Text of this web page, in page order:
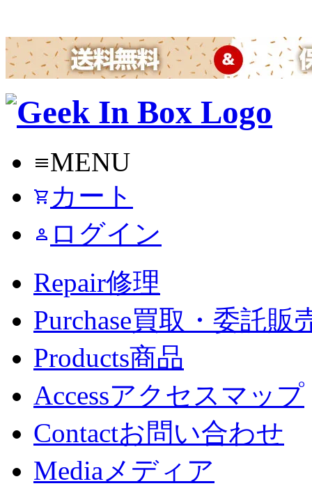
menuMENU
shopping_cart カート
person ログイン
Repair修理
Purchase買取・委託販
Products商品
Accessアクセスマップ
Contactお問い合わせ
Mediaメディア